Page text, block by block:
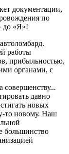
документации,
по
до «Я»!
работы
прибыльностью,
органами, с
совершенству...
давно
новых
то новому. Наш
большинство